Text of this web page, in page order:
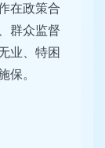
在政策合
群众监督
业、特困
保。